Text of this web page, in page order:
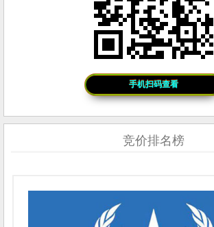
手机扫码查看
竞价排名榜